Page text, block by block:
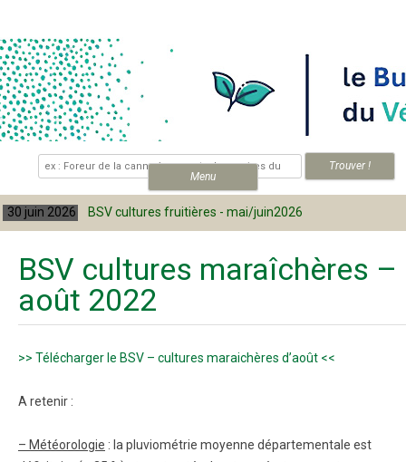
Menu
.
cultures fruitières - mai/juin2026
BSV cultures maraîchères –
août 2022
>> Télécharger le BSV – cultures maraichères d’août <<
A retenir :
– Météorologie : la pluviométrie moyenne départementale est